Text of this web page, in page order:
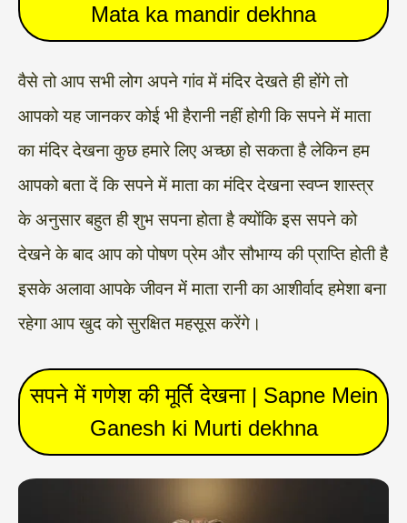
Mata ka mandir dekhna
वैसे तो आप सभी लोग अपने गांव में मंदिर देखते ही होंगे तो
आपको यह जानकर कोई भी हैरानी नहीं होगी कि सपने में माता
का मंदिर देखना कुछ हमारे लिए अच्छा हो सकता है लेकिन हम
आपको बता दें कि सपने में माता का मंदिर देखना स्वप्न शास्त्र
के अनुसार बहुत ही शुभ सपना होता है क्योंकि इस सपने को
देखने के बाद आप को पोषण प्रेम और सौभाग्य की प्राप्ति होती है
इसके अलावा आपके जीवन में माता रानी का आशीर्वाद हमेशा बना
रहेगा आप खुद को सुरक्षित महसूस करेंगे।
सपने में गणेश की मूर्ति देखना | Sapne Mein
Ganesh ki Murti dekhna